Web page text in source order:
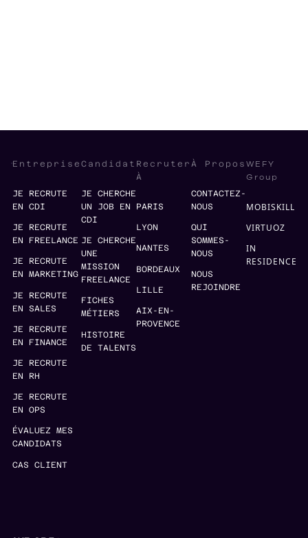
Entreprise
JE RECRUTE
EN CDI
JE RECRUTE
EN FREELANCE
JE RECRUTE
EN MARKETING
JE RECRUTE
EN SALES
JE RECRUTE
EN FINANCE
JE RECRUTE
EN RH
JE RECRUTE
EN OPS
ÉVALUEZ MES
CANDIDATS
CAS CLIENT
Candidat
JE CHERCHE
UN JOB EN
CDI
JE CHERCHE
UNE
MISSION
FREELANCE
FICHES
MÉTIERS
HISTOIRE
DE TALENTS
Recruter
À
PARIS
LYON
NANTES
BORDEAUX
LILLE
AIX-EN-
PROVENCE
À Propos
CONTACTEZ-
NOUS
QUI
SOMMES-
NOUS
NOUS
REJOINDRE
WEFY
Group
MOBISKILL
VIRTUOZ
IN
RESIDENCE